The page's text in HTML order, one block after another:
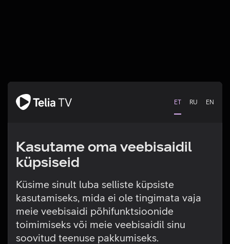
ET RU EN
Kasutame oma veebisaidil
küpsiseid
Küsime sinult luba selliste küpsiste
kasutamiseks, mida ei ole tingimata vaja
meie veebisaidi põhifunktsioonide
toimimiseks või meie veebisaidil sinu
soovitud teenuse pakkumiseks.
Tehniline viga